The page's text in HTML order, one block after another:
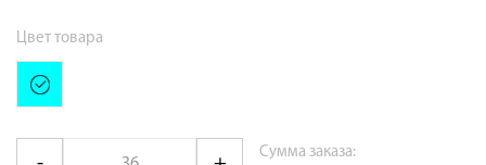
Цвет товара
Сумма заказа: